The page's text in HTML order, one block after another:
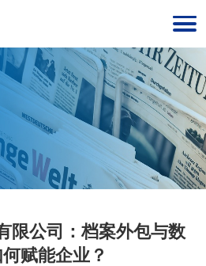
限公司：档案外包与数
赋能企业？